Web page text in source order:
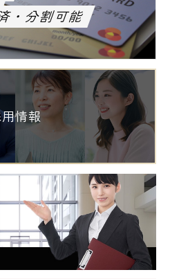
・分割可能
情報